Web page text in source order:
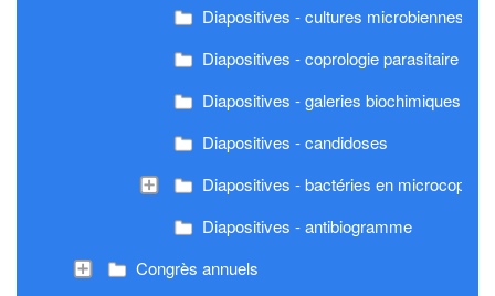
Diapositives - cultures microbiennes
Diapositives - coprologie parasitaire
Diapositives - galeries biochimiques en
Diapositives - candidoses
Diapositives - bactéries en microcopie
Diapositives - antibiogramme
Congrès annuels